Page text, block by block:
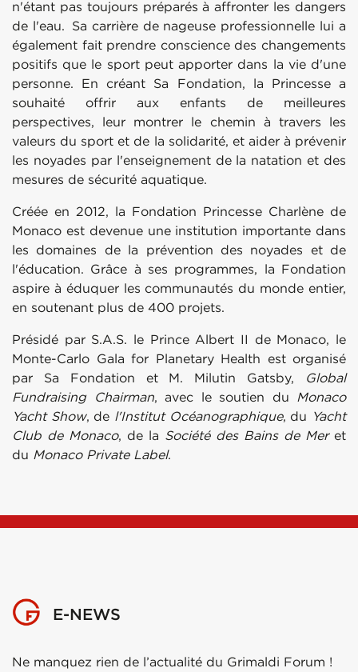
n'étant pas toujours préparés à affronter les dangers
de l'eau. Sa carrière de nageuse professionnelle lui a
également fait prendre conscience des changements
positifs que le sport peut apporter dans la vie d'une
personne. En créant Sa Fondation, la Princesse a
souhaité offrir aux enfants de meilleures
perspectives, leur montrer le chemin à travers les
valeurs du sport et de la solidarité, et aider à prévenir
les noyades par l'enseignement de la natation et des
mesures de sécurité aquatique.
Créée en 2012, la Fondation Princesse Charlène de
Monaco est devenue une institution importante dans
les domaines de la prévention des noyades et de
l'éducation. Grâce à ses programmes, la Fondation
aspire à éduquer les communautés du monde entier,
en soutenant plus de 400 projets.
Présidé par S.A.S. le Prince Albert II de Monaco, le
Monte-Carlo Gala for Planetary Health est organisé
par Sa Fondation et M. Milutin Gatsby, Global
Fundraising Chairman, avec le soutien du Monaco
Yacht Show, de l'Institut Océanographique, du Yacht
Club de Monaco, de la Société des Bains de Meret
du Monaco Private Label.
E-NEWS
Ne manquez rien de l’actualité du Grimaldi Forum !